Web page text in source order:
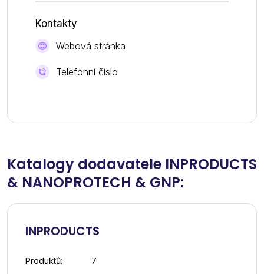
Kontakty
Webová stránka
Telefonní číslo
Katalogy dodavatele INPRODUCTS
& NANOPROTECH & GNP:
INPRODUCTS
Produktů:
7